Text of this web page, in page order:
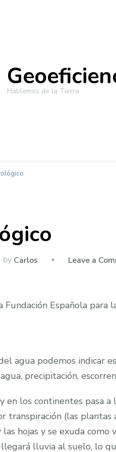
Hablemos de la Tierra
by Carlos Leave a
Fundación Española para
agua podemos indicar
precipitación,
en los continentes pasa
transpiración (las
hojas y se exuda como
lluvia al suelo, lo